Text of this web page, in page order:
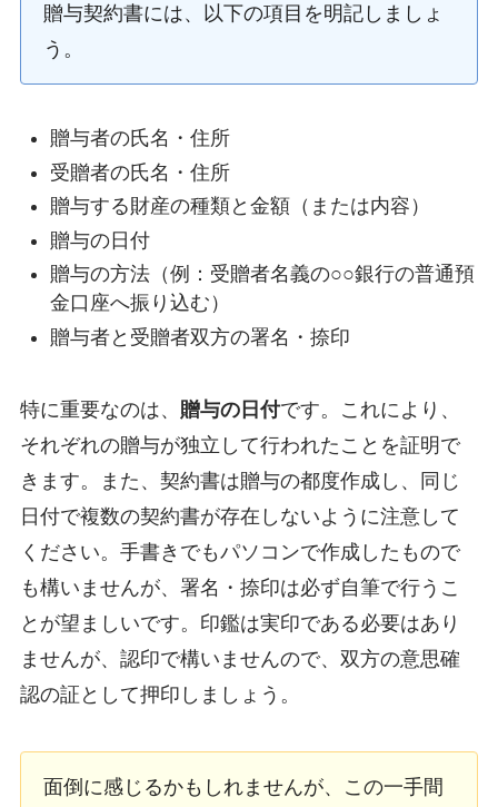
贈与契約書には、以下の項目を明記しましょ
う。
贈与者の氏名・住所
受贈者の氏名・住所
贈与する財産の種類と金額（または内容）
贈与の日付
贈与の方法（例：受贈者名義の○○銀行の普通預
金口座へ振り込む）
贈与者と受贈者双方の署名・捺印
特に重要なのは、 贈与の日付です。これにより、
それぞれの贈与が独立して行われたことを証明で
きます。また、契約書は贈与の都度作成し、同じ
日付で複数の契約書が存在しないように注意して
ください。手書きでもパソコンで作成したもので
も構いませんが、署名・捺印は必ず自筆で行うこ
とが望ましいです。印鑑は実印である必要はあり
ませんが、認印で構いませんので、双方の意思確
認の証として押印しましょう。
面倒に感じるかもしれませんが、この一手間